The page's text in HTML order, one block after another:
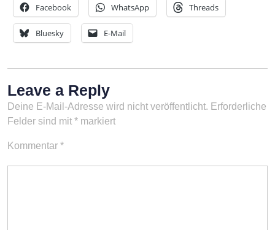
Facebook WhatsApp Threads
Bluesky E-Mail
Leave a Reply
Deine E-Mail-Adresse wird nicht veröffentlicht. Erforderliche
Felder sind mit * markiert
Kommentar *